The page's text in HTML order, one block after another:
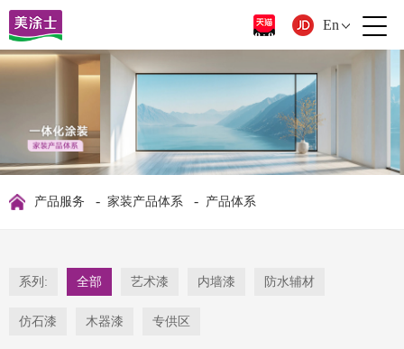
En
产品服务 - 家装产品体系 - 产品体系
系列: 全部 艺术漆 内墙漆 防水辅材
仿石漆 木器漆 专供区